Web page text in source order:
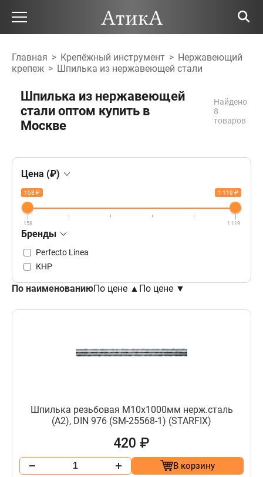
Главная > Крепёжный инструмент > Нержавеющий
крепеж > Шпилька из нержавеющей стали
Шпилька из нержавеющей
стали оптом купить в
Москве
Найдено
8
товаров
Цена (₽)
158 ₽ 1 119 ₽
158 1 119
Бренды
Perfecto Linea
КНР
По наименованиюПо цене ▲ По цене ▼
Шпилька резьбовая М10х1000мм нерж.сталь
(А2), DIN 976 (SM-25568-1) (STARFIX)
420 ₽
В корзину